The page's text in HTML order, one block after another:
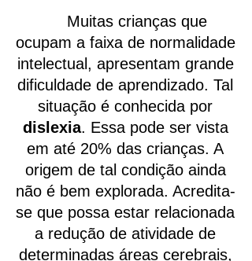
Muitas crianças que
ocupam a faixa de normalidade
intelectual, apresentam grande
dificuldade de aprendizado. Tal
situação é conhecida por
dislexia. Essa pode ser vista
em até 20% das crianças. A
origem de tal condição ainda
não é bem explorada. Acredita-
se que possa estar relacionada
a redução de atividade de
determinadas áreas cerebrais,